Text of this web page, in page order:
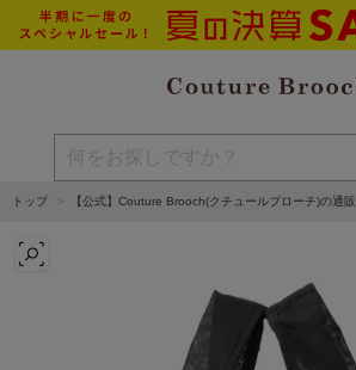
トップ 【公式】Couture Brooch(クチュールブローチ)の通販